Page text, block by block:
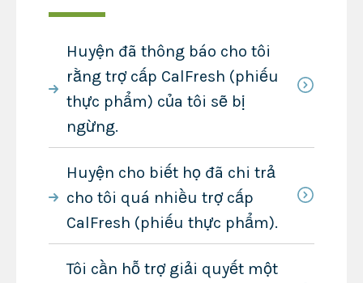
Huyện đã thông báo cho tôi
rằng trợ cấp CalFresh (phiếu
thực phẩm) của tôi sẽ bị
ngừng.
Huyện cho biết họ đã chi trả
cho tôi quá nhiều trợ cấp
CalFresh (phiếu thực phẩm).
Tôi cần hỗ trợ giải quyết một